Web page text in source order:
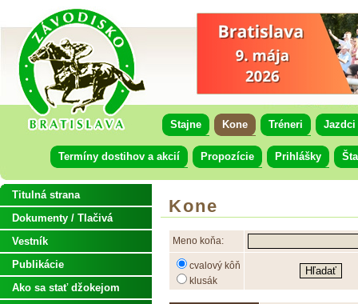
Stajne Kone Tréneri Jazdci
Termíny dostihov a akcií Propozície Prihlášky
Kone
Meno koňa:
cvalový kôň
klusák
Titulná strana
Dokumenty / Tlačivá
Vestník
Publikácie
Ako sa stať džokejom